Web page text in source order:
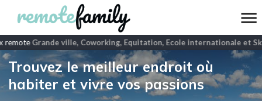
remoteGrande ville, Coworking, Equitation, Ecole internationale et
Trouvez le meilleur endroit où
habiter et vivre vos passions